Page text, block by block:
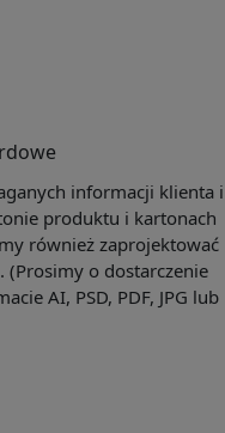
informacji klienta i
produktu i kartonach
również zaprojektować
(Prosimy o dostarczenie
AI, PSD, PDF, JPG lub